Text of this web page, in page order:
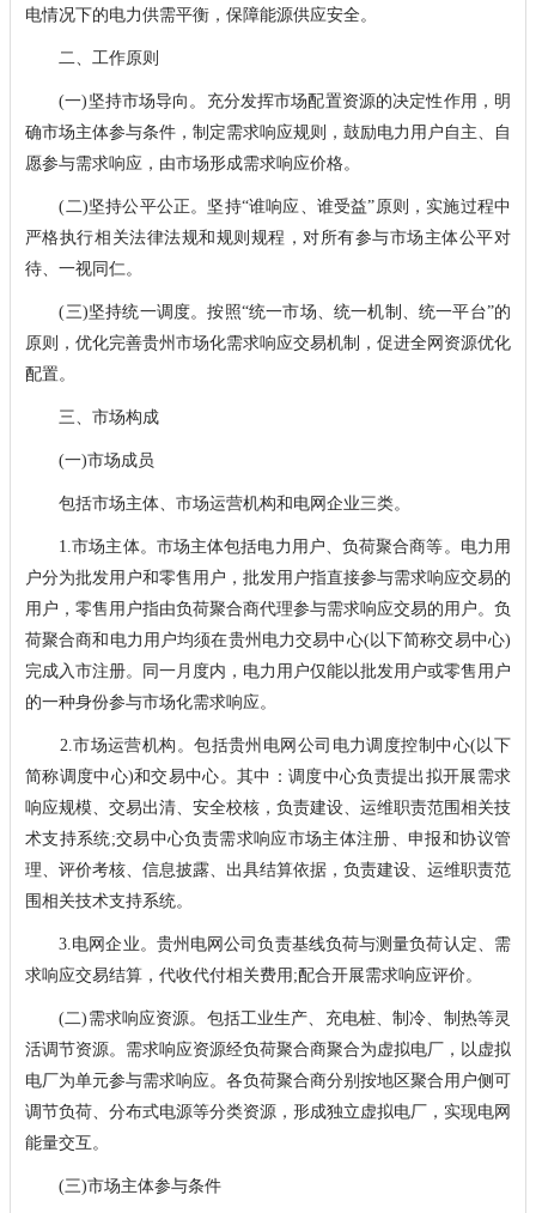
电情况下的电力供需平衡，保障能源供应安全。
二、工作原则
(一)坚持市场导向。充分发挥市场配置资源的决定性作用，明
确市场主体参与条件，制定需求响应规则，鼓励电力用户自主、自
愿参与需求响应，由市场形成需求响应价格。
(二)坚持公平公正。坚持“谁响应、谁受益”原则，实施过程中
严格执行相关法律法规和规则规程，对所有参与市场主体公平对
待、一视同仁。
(三)坚持统一调度。按照“统一市场、统一机制、统一平台”的
原则，优化完善贵州市场化需求响应交易机制，促进全网资源优化
配置。
三、市场构成
(一)市场成员
包括市场主体、市场运营机构和电网企业三类。
1.市场主体。市场主体包括电力用户、负荷聚合商等。电力用
户分为批发用户和零售用户，批发用户指直接参与需求响应交易的
用户，零售用户指由负荷聚合商代理参与需求响应交易的用户。负
荷聚合商和电力用户均须在贵州电力交易中心(以下简称交易中心)
完成入市注册。同一月度内，电力用户仅能以批发用户或零售用户
的一种身份参与市场化需求响应。
2.市场运营机构。包括贵州电网公司电力调度控制中心(以下
简称调度中心)和交易中心。其中：调度中心负责提出拟开展需求
响应规模、交易出清、安全校核，负责建设、运维职责范围相关技
术支持系统;交易中心负责需求响应市场主体注册、申报和协议管
理、评价考核、信息披露、出具结算依据，负责建设、运维职责范
围相关技术支持系统。
3.电网企业。贵州电网公司负责基线负荷与测量负荷认定、需
求响应交易结算，代收代付相关费用;配合开展需求响应评价。
(二)需求响应资源。包括工业生产、充电桩、制冷、制热等灵
活调节资源。需求响应资源经负荷聚合商聚合为虚拟电厂，以虚拟
电厂为单元参与需求响应。各负荷聚合商分别按地区聚合用户侧可
调节负荷、分布式电源等分类资源，形成独立虚拟电厂，实现电网
能量交互。
(三)市场主体参与条件